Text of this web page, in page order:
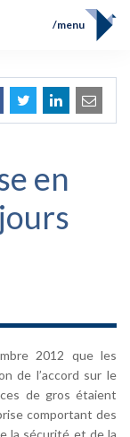
FR
menu
en
2012 que les
de l’accord sur le
de gros étaient
comportant des
la sécurité et de la